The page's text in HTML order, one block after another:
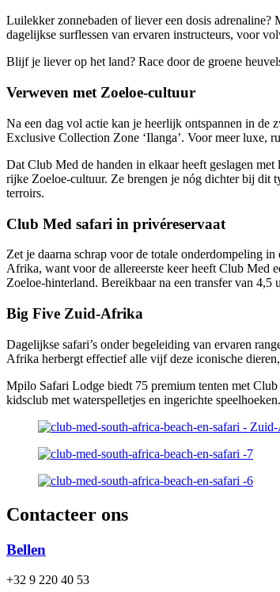
Luilekker zonnebaden of liever een dosis
dagelijkse surflessen van ervaren instructeurs, voor
Blijf je liever op het land? Race door de groene
Verweven met Zoeloe-cultuur
Na een dag vol actie kan je heerlijk ontspannen in
Exclusive Collection Zone ‘Ilanga’. Voor meer luxe,
Dat Club Med de handen in elkaar heeft geslagen
rijke Zoeloe-cultuur. Ze brengen je nóg dichter bij dit
terroirs.
Club Med safari in privéreservaat
Zet je daarna schrap voor de totale onderdompeling
Afrika, want voor de allereerste keer heeft Club Med
Zoeloe-hinterland. Bereikbaar na een transfer van 4,5
Big Five Zuid-Afrika
Dagelijkse safari’s onder begeleiding van ervaren
Afrika herbergt effectief alle vijf deze iconische
Mpilo Safari Lodge biedt 75 premium tenten met
kidsclub met waterspelletjes en ingerichte speelhoeken.
Contacteer ons
Bellen
+32 9 220 40 53